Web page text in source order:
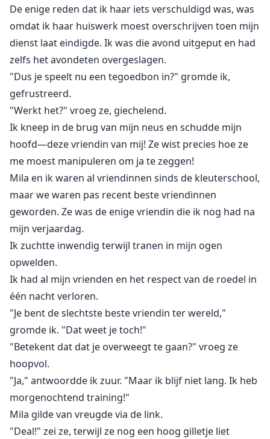
De enige reden dat ik haar iets verschuldigd was, was
omdat ik haar huiswerk moest overschrijven toen mijn
dienst laat eindigde. Ik was die avond uitgeput en had
zelfs het avondeten overgeslagen.
"Dus je speelt nu een tegoedbon in?" gromde ik,
gefrustreerd.
"Werkt het?" vroeg ze, giechelend.
Ik kneep in de brug van mijn neus en schudde mijn
hoofd—deze vriendin van mij! Ze wist precies hoe ze
me moest manipuleren om ja te zeggen!
Mila en ik waren al vriendinnen sinds de kleuterschool,
maar we waren pas recent beste vriendinnen
geworden. Ze was de enige vriendin die ik nog had na
mijn verjaardag.
Ik zuchtte inwendig terwijl tranen in mijn ogen
opwelden.
Ik had al mijn vrienden en het respect van de roedel in
één nacht verloren.
"Je bent de slechtste beste vriendin ter wereld,"
gromde ik. "Dat weet je toch!"
"Betekent dat dat je overweegt te gaan?" vroeg ze
hoopvol.
"Ja," antwoordde ik zuur. "Maar ik blijf niet lang. Ik heb
morgenochtend training!"
Mila gilde van vreugde via de link.
"Deal!" zei ze, terwijl ze nog een hoog gilletje liet